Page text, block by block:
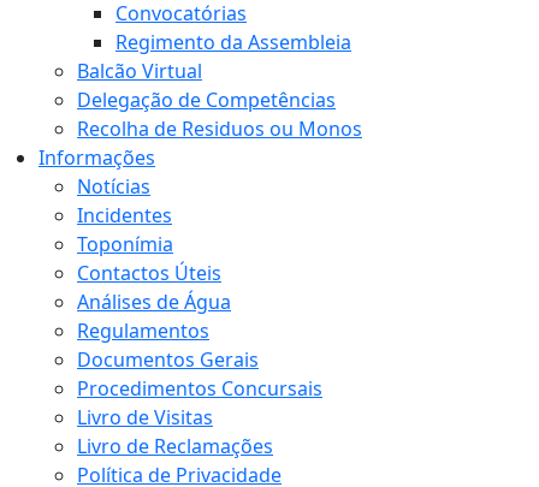
Convocatórias
Regimento da Assembleia
Balcão Virtual
Delegação de Competências
Recolha de Residuos ou Monos
Informações
Notícias
Incidentes
Toponímia
Contactos Úteis
Análises de Água
Regulamentos
Documentos Gerais
Procedimentos Concursais
Livro de Visitas
Livro de Reclamações
Política de Privacidade